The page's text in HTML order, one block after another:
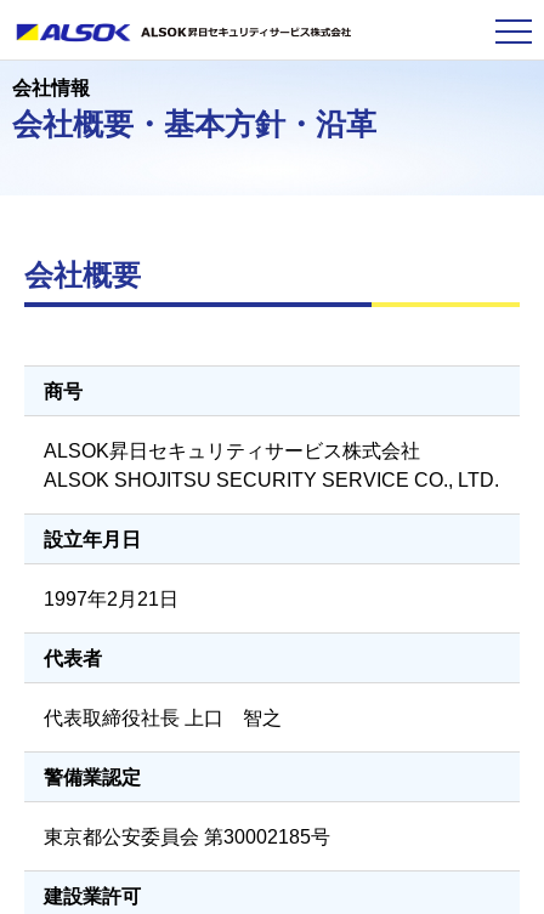
会社情報
会社概要・基本方針・沿革
会社概要
商号
ALSOK昇日セキュリティサービス株式会社
ALSOK SHOJITSU SECURITY SERVICE CO., LTD.
設立年月日
1997年2月21日
代表者
代表取締役社長 上口 智之
警備業認定
東京都公安委員会 第30002185号
建設業許可